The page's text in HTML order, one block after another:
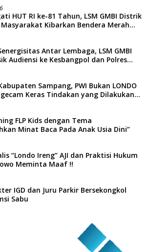
HUT RI ke-81 Tahun, LSM GMBI Distrik
Masyarakat Kibarkan Bendera Merah
Antar Lembaga, LSM GMBI
Audiensi ke Kesbangpol dan Polres
Sampang, PWI Bukan LONDO
Keras Tindakan yang Dilakukan
FLP Kids dengan Tema
Minat Baca Pada Anak Usia Dini”
“Londo Ireng” AJI dan Praktisi Hukum
Meminta Maaf !!
IGD dan Juru Parkir Bersekongkol
Sabu